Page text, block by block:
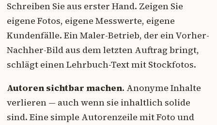
Schreiben Sie aus erster Hand. Zeigen Sie
eigene Fotos, eigene Messwerte, eigene
Kundenfälle. Ein Maler-Betrieb, der ein Vorher-
Nachher-Bild aus dem letzten Auftrag bringt,
schlägt einen Lehrbuch-Text mit Stockfotos.
Autoren sichtbar machen. Anonyme Inhalte
verlieren — auch wenn sie inhaltlich solide
sind. Eine simple Autorenzeile mit Foto und